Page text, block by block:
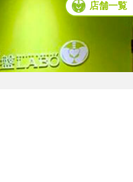
店舗一覧